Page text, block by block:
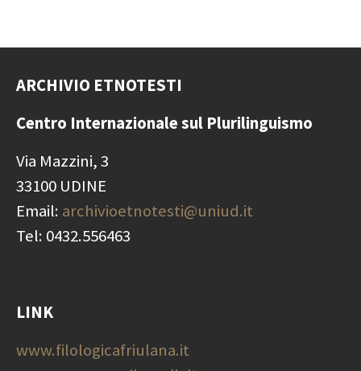
ARCHIVIO ETNOTESTI
Centro Internazionalesul Plurilinguismo
Via Mazzini, 3
33100 UDINE
Email: archivioetnotesti@uniud.it
Tel: 0432.556463
LINK
www.filologicafriulana.it